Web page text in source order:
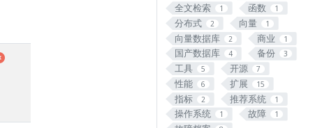
全文检索 1 函数 1
分布式 2 向量 1
向量数据库 2 商业 1
国产数据库 4 备份 3
工具 5 开源 7
性能 6 扩展 15
指标 2 推荐系统 1
操作系统 1 故障 1